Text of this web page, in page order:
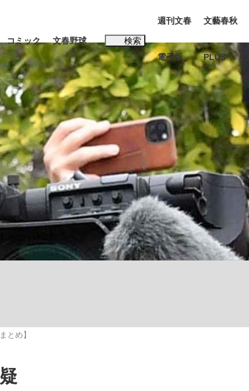
ュー 読書
本代表“敗戦”の真実 選手が明かす...
い」『北の国から』倉本聰氏（91...
コミック 文春野球 検索
聖子
週刊文春
電子版
文藝春秋
PLUS
とめ】